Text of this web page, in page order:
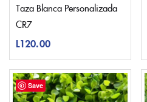
Taza Blanca Personalizada
CR7
L120.00
Save